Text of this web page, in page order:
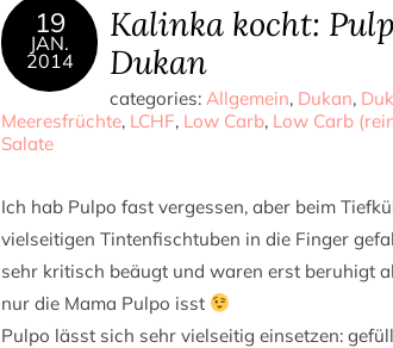
19
JAN.
2014
Kalinka kocht:
Dukan
categories: Allgemein, Dukan,
Meeresfrüchte, LCHF, Low Carb, Low Carb
Salate
Ich hab Pulpo fast vergessen, aber beim
vielseitigen Tintenfischtuben in die Finger
sehr kritisch beäugt und waren erst beruhigt
nur die Mama Pulpo isst
Pulpo lässt sich sehr vielseitig einsetzen: